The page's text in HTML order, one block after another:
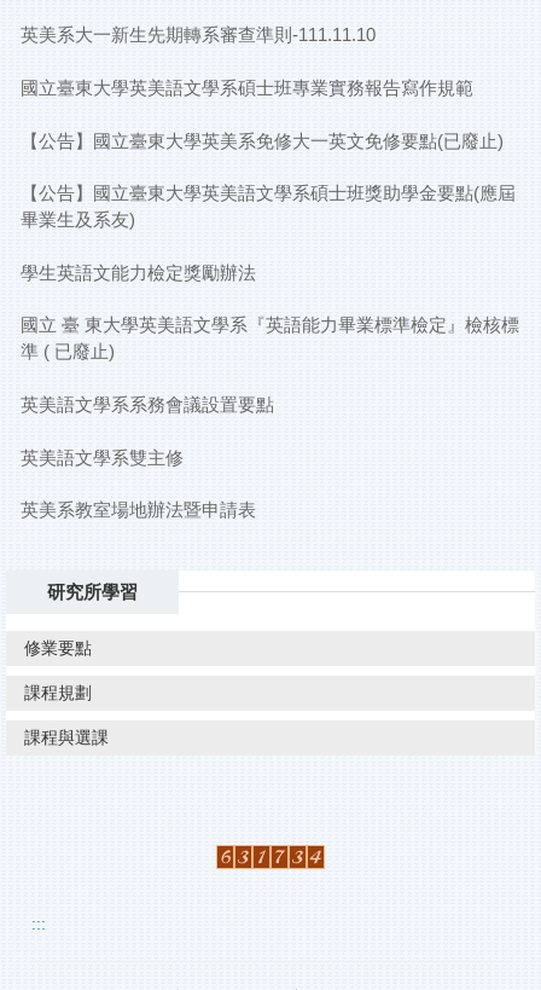
英美系大一新生先期轉系審查準則-111.11.10
國立臺東大學英美語文學系碩士班專業實務報告寫作規範
【公告】國立臺東大學英美系免修大一英文免修要點(已廢止)
【公告】國立臺東大學英美語文學系碩士班獎助學金要點(應屆
畢業生及系友)
學生英語文能力檢定獎勵辦法
國立 臺 東大學英美語文學系『英語能力畢業標準檢定』檢核標
準 ( 已廢止)
英美語文學系系務會議設置要點
英美語文學系雙主修
英美系教室場地辦法暨申請表
研究所學習
修業要點
課程規劃
課程與選課
:::